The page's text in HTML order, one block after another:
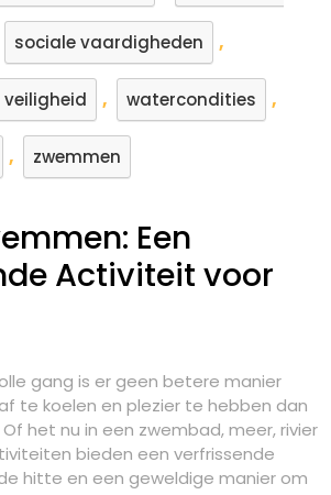
sociale vaardigheden ,
veiligheid , watercondities ,
, zwemmen
Een
Activiteit voor
gang is er geen betere manier
te koelen en plezier te hebben dan
het nu in een zwembad, meer, rivier
bieden een verfrissende
hitte en een geweldige manier om